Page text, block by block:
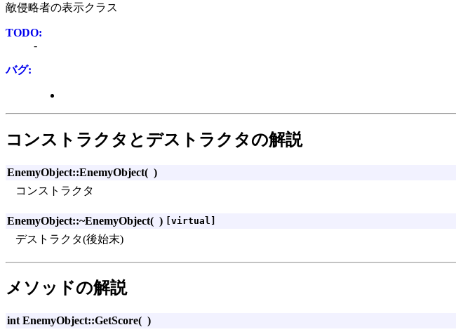
敵侵略者の表示クラス
TODO:
-
バグ:
コンストラクタとデストラクタの解説
EnemyObject::EnemyObject( )
コンストラクタ
EnemyObject::~EnemyObject( ) [virtual]
デストラクタ(後始末)
メソッドの解説
int EnemyObject::GetScore( )